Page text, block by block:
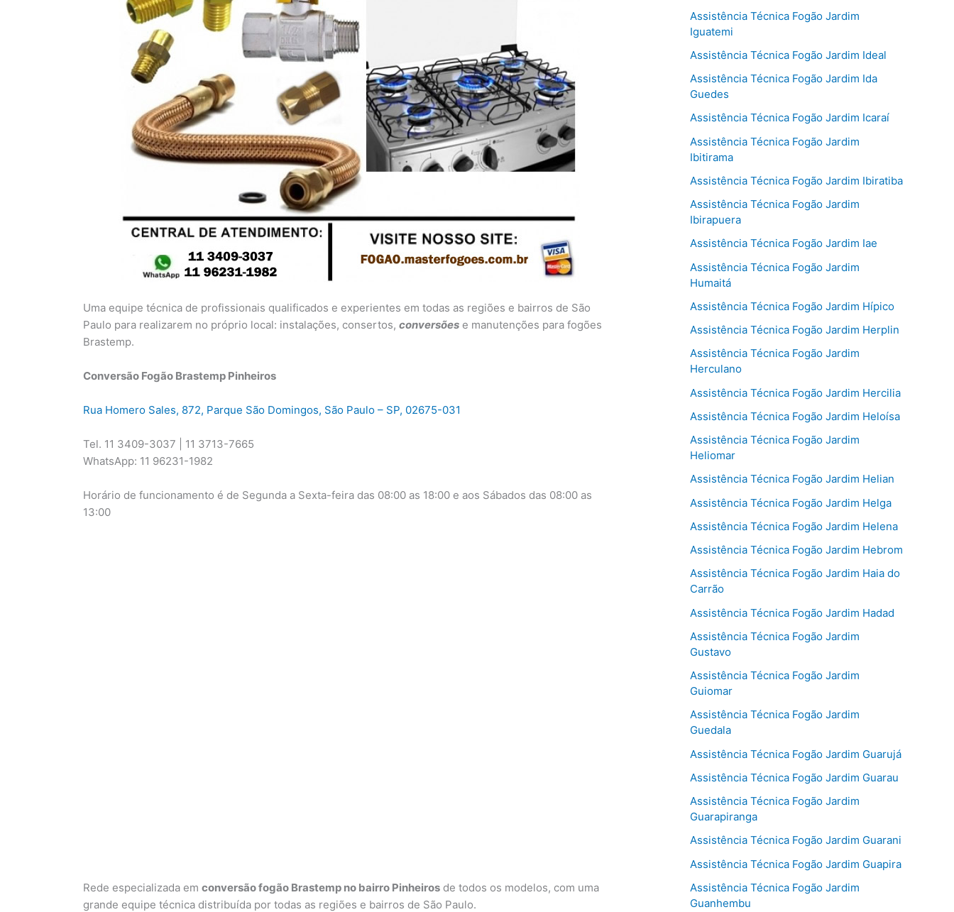
Uma equipe técnica de profissionais qualificados e experientes em todas as regiões e bairros de São
Paulo para realizarem no próprio local: instalações, consertos, conversões e manutenções para fogões
Brastemp.
Conversão Fogão Brastemp Pinheiros
Rua Homero Sales, 872, Parque São Domingos, São Paulo – SP, 02675-031
Tel. 11 3409-3037 | 11 3713-7665
WhatsApp: 11 96231-1982
Horário de funcionamento é de Segunda a Sexta-feira das 08:00 as 18:00 e aos Sábados das 08:00 as
13:00
Rede especializada em conversão fogão Brastemp no bairro Pinheiros de todos os modelos, com uma
grande equipe técnica distribuída por todas as regiões e bairros de São Paulo.
Assistência Técnica Fogão Jardim
Iguatemi
Assistência Técnica Fogão Jardim Ideal
Assistência Técnica Fogão Jardim Ida
Guedes
Assistência Técnica Fogão Jardim Icaraí
Assistência Técnica Fogão Jardim
Ibitirama
Assistência Técnica Fogão Jardim Ibiratiba
Assistência Técnica Fogão Jardim
Ibirapuera
Assistência Técnica Fogão Jardim Iae
Assistência Técnica Fogão Jardim
Humaitá
Assistência Técnica Fogão Jardim Hípico
Assistência Técnica Fogão Jardim Herplin
Assistência Técnica Fogão Jardim
Herculano
Assistência Técnica Fogão Jardim Hercilia
Assistência Técnica Fogão Jardim Heloísa
Assistência Técnica Fogão Jardim
Heliomar
Assistência Técnica Fogão Jardim Helian
Assistência Técnica Fogão Jardim Helga
Assistência Técnica Fogão Jardim Helena
Assistência Técnica Fogão Jardim Hebrom
Assistência Técnica Fogão Jardim Haia do
Carrão
Assistência Técnica Fogão Jardim Hadad
Assistência Técnica Fogão Jardim
Gustavo
Assistência Técnica Fogão Jardim
Guiomar
Assistência Técnica Fogão Jardim
Guedala
Assistência Técnica Fogão Jardim Guarujá
Assistência Técnica Fogão Jardim Guarau
Assistência Técnica Fogão Jardim
Guarapiranga
Assistência Técnica Fogão Jardim Guarani
Assistência Técnica Fogão Jardim Guapira
Assistência Técnica Fogão Jardim
Guanhembu